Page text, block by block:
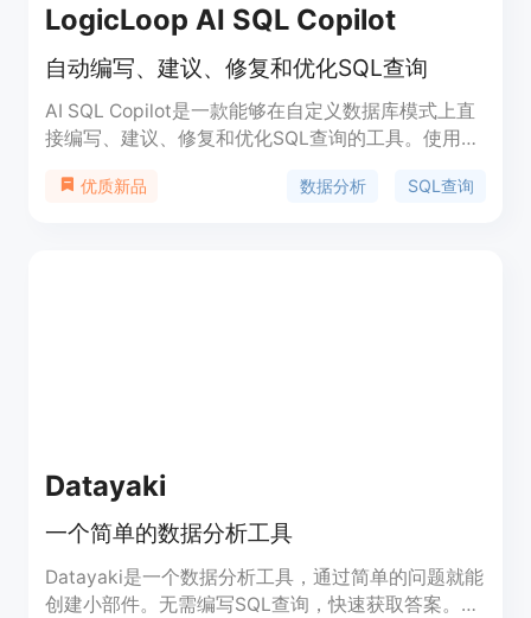
LogicLoop AI SQL Copilot
自动编写、建议、修复和优化SQL查询
AI SQL Copilot是一款能够在自定义数据库模式上直
接编写、建议、修复和优化SQL查询的工具。使用自
动找到结果，无需工程师介入。您可以定时设置提醒
优质新品 数据分析 SQL查询
Datayaki
一个简单的数据分析工具
Datayaki是一个数据分析工具，通过简单的问题就能
创建小部件。无需编写SQL查询，快速获取答案。保